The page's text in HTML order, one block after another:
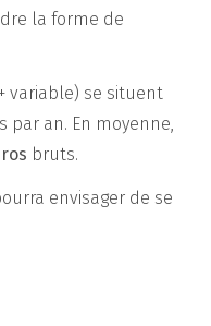
la forme de
variable) se situent
par an. En moyenne,
bruts.
envisager de se